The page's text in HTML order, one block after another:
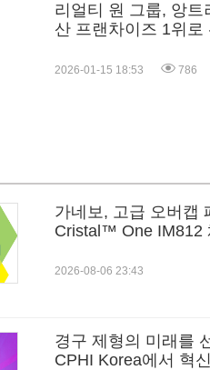
리얼티 원 그룹, 앙
산 프랜차이즈 1위로
2026-01-15 18:53 786
가네보, 고급 오버캡
Cristal™ One IM812
2026-08-06 23:43
경구 제형의 미래를
CPHI Korea에서 혁